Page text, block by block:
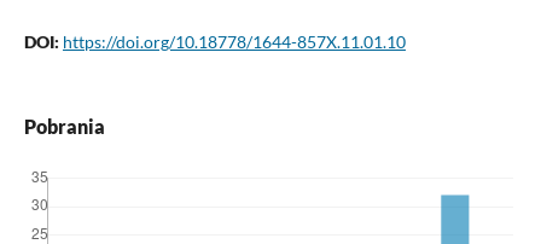
DOI: https://doi.org/10.18778/1644-857X.11.01.10
Pobrania